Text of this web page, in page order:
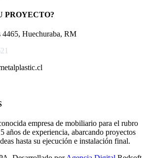
PROYECTO?
Huechuraba, RM
empresa de mobiliario para el rubro
años de experiencia, abarcando proyectos
hasta su ejecución e instalación final.